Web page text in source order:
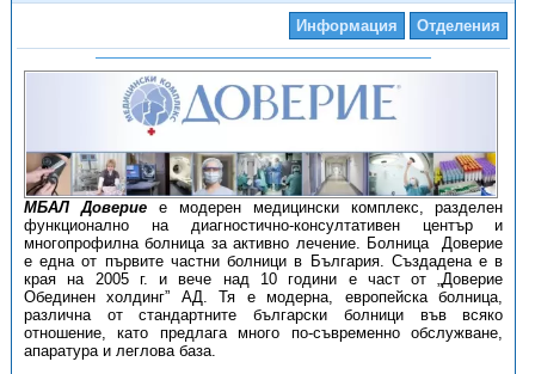
Информация Отделения
МБАЛ Довериее модерен медицински комплекс, разделен
функционално на диагностично-консултативен център и
многопрофилна болница за активно лечение. Болница Доверие
е една от първите частни болници в България. Създадена е в
края на 2005 г. и вече над 10 години е част от „Доверие
Обединен холдинг” АД. Тя е модерна, европейска болница,
различна от стандартните български болници във всяко
отношение, като предлага много по-съвременно обслужване,
апаратура и леглова база.